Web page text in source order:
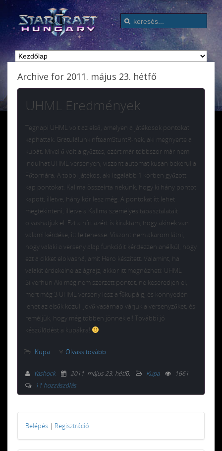
Archive for 2011. május 23. hétfő
UHML Eredmények
Tegnapi UHML volt az első, amelyen a játékosok pontokat
kaphattak. Gratulálunk nfteamStuntR-nek, aki megnyerte a
kupát. Mivel ő volt a győztes, ezért már többször már nem
indulhat UHML versenyen, viszont automatikusan bekerül a
Főtornára. A többi játékos, aki legalább 1 körben győzött
kap pontokat. Kallma összeírta nekünk, hogy ki hány pontot
kapott, illetve, hány kör lesz még. A pontokat itt lehet
megtekinteni, illetve a Kallma személyes tapasztalatait
olvashatjuk el. Ezt a hírt azért is kiraktam, hogy akinek van
valami kérdése, itt feltehesse. Viszont nem akarom látni,
hogy valaki a verseny alap funkcióit kérdezzen anélkül, hogy
ezt a cikket elolvasná, amit Hero készített. Valamint, ha
valakit érdekelne az ágrajz, akkor itt megnézheti: UHML
Silverhun Aki még nem szerzett pontot, ne keseredjen el,
mert még 3 UHML verseny lesz a főkupáig, és könnyedén
lehet az elsők közül. Jövő vasárnap várjuk a versenyzőket, és
reméljük, hogy még többen jönnek el! További jó
készülődést a kupákra!
Kupa Olvass tovább
Yashock 2011. május 23. hétfő. Kupa
1661
11 hozzászólás
Belépés | Regisztráció